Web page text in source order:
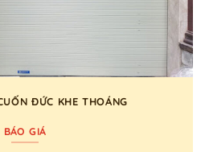
ĐỨC KHE THOÁNG
BÁO GIÁ